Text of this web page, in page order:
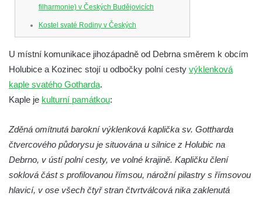
filharmonie) v Českých Budějovicích
Kostel svaté Rodiny v Českých
Budějovicích
Kostel Obětování Panny Marie u kláštera
dominikánů v Českých Budějovicích
Kostel Všech svatých v Kamenném Újezdě
Dělnická v Kamenném Újezdě
Bývalý kostel svatých Filipa a Jakuba na
náměstí J. V. Kamarýta ve Velešíně
Kaple na hřbitově ve Velešíně
Márnice na hřbitově ve Velešíně
U místní komunikace jihozápadně od Debrna směrem k obcím
Holubice a Kozinec stojí u odbočky polní cesty výklenková
kaple svatého Gotharda.
Kaple je kulturní památkou:
Zděná omítnutá barokní výklenková kaplička sv. Gottharda
čtvercového půdorysu je situována u silnice z Holubic na
Debrno, v ústí polní cesty, ve volné krajině. Kapličku člení
soklová část s profilovanou římsou, nárožní pilastry s římsovou
hlavicí, v ose všech čtyř stran čtvrtválcová nika zaklenutá